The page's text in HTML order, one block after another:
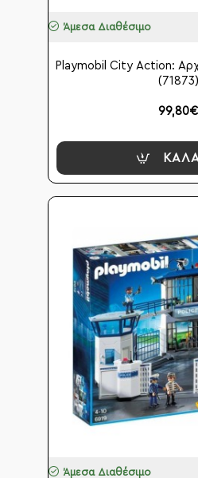
Άμεσα Διαθέσιμο
Playmobil City Action:
(71873)
99,80€
Άμεσα Διαθέσιμο